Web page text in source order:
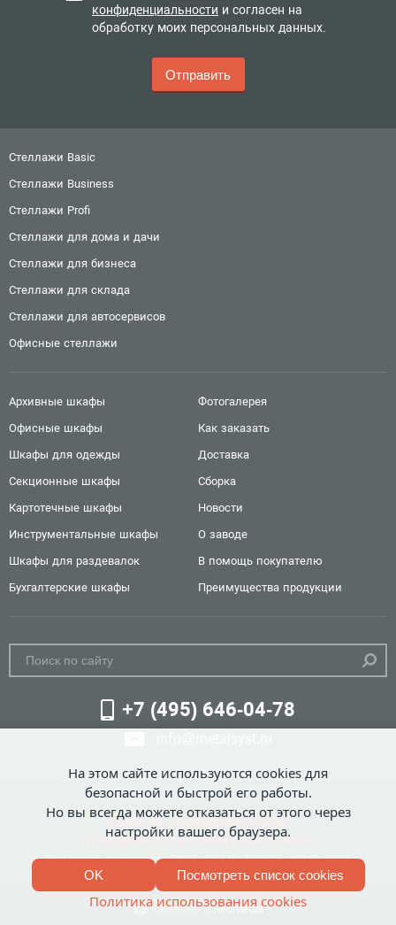
конфиденциальности и согласен на
обработку моих персональных данных.
Стеллажи Basic
Стеллажи Business
Стеллажи Profi
Стеллажи для дома и дачи
Стеллажи для бизнеса
Стеллажи для склада
Стеллажи для автосервисов
Офисные стеллажи
Архивные шкафы
Офисные шкафы
Шкафы для одежды
Секционные шкафы
Картотечные шкафы
Инструментальные шкафы
Шкафы для раздевалок
Бухгалтерские шкафы
Фотогалерея
Как заказать
Доставка
Сборка
Новости
О заводе
В помощь покупателю
Преимущества продукции
+7 (495) 646-04-78
Политика конфиденциальности
Политика использования файлов cookie
© Все права защищены. ООО «СТАЛЬ-ГРУПП», 2019 -2026 г.
Сделано вRedmedia
На этом сайте используются cookies для
безопасной и быстрой его работы.
Но вы всегда можете отказаться от этого через
настройки вашего браузера.
OK Посмотреть список cookies
Политика использования cookies